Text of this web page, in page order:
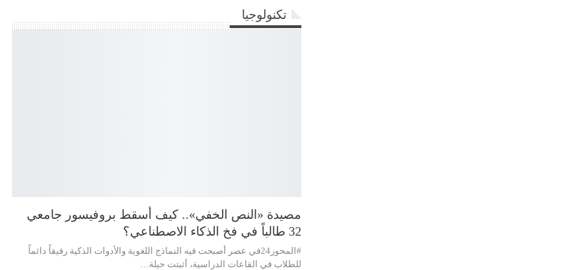
تكنولوجيا
مصيدة «النص الخفي».. كيف أسقط بروفيسور جامعي
32 طالباً في فخ الذكاء الاصطناعي؟
#المحور24 ​في عصر أصبحت فيه النماذج اللغوية والأدوات الذكية رفيقاً دائماً
للطلاب في القاعات الدراسية، أثبتت حيلة…